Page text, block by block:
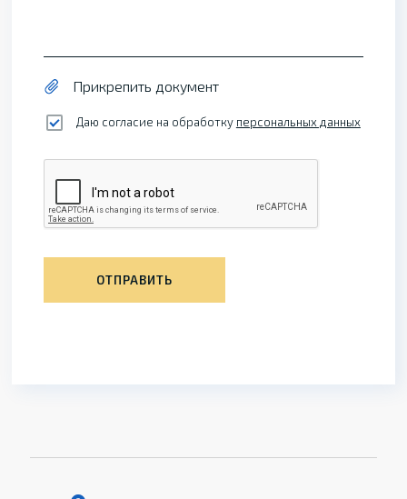
Прикрепить документ
Даю согласие на обработку персональных данных
ОТПРАВИТЬ